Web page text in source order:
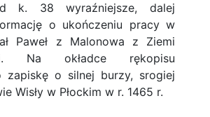
k. 38 wyraźniejsze, dalej
o ukończeniu pracy w
Paweł z Malonowa z Ziemi
Na okładce rękopisu
zapiskę o silnej burzy, srogiej
Wisły w Płockim w r. 1465 r.